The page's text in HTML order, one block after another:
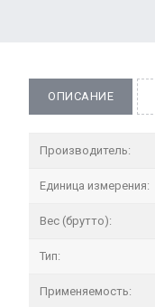
ОПИСАНИЕ
Производитель:
Единица измерения:
Вес (брутто):
Тип:
Применяемость: